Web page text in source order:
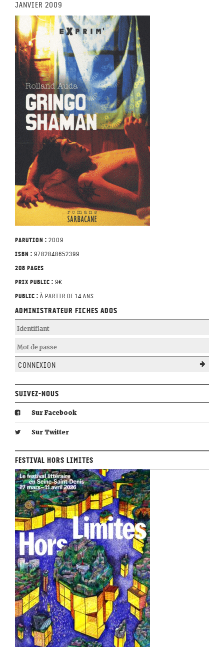
janvier 2009
Parution : 2009
ISBN : 9782848652399
208 pages
Prix public : 9€
Public : À partir de 14 ans
Administrateur Fiches Ados
Connexion
Suivez-nous
Sur Facebook
Sur Twitter
Festival Hors Limites